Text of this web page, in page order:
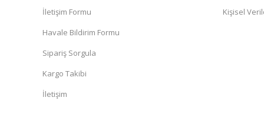
İletişim Formu
Havale Bildirim Formu
Sipariş Sorgula
Kargo Takibi
İletişim
Kişisel